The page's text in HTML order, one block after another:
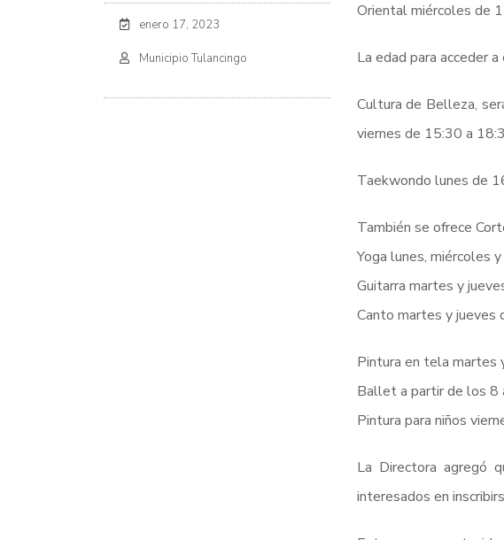
enero 17, 2023
Municipio Tulancingo
Oriental miércoles de
La edad para acceder
Cultura de Belleza,
viernes de 15:30 a
Taekwondo lunes de
También se ofrece
Yoga lunes, miércoles
Guitarra martes y
Canto martes y jueves
Pintura en tela martes
Ballet a partir de los 8
Pintura para niños
La Directora agregó
interesados en